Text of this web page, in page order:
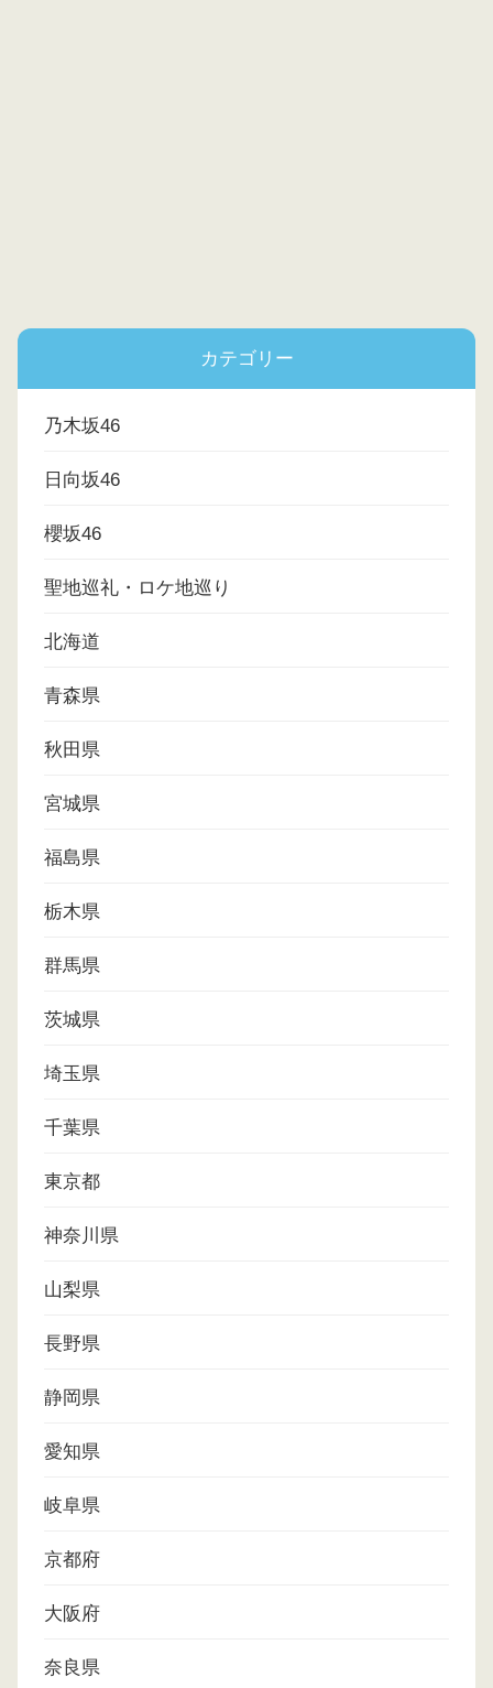
カテゴリー
乃木坂46
日向坂46
櫻坂46
聖地巡礼・ロケ地巡り
北海道
青森県
秋田県
宮城県
福島県
栃木県
群馬県
茨城県
埼玉県
千葉県
東京都
神奈川県
山梨県
長野県
静岡県
愛知県
岐阜県
京都府
大阪府
奈良県